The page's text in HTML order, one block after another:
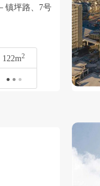
坪路、7号
122m2